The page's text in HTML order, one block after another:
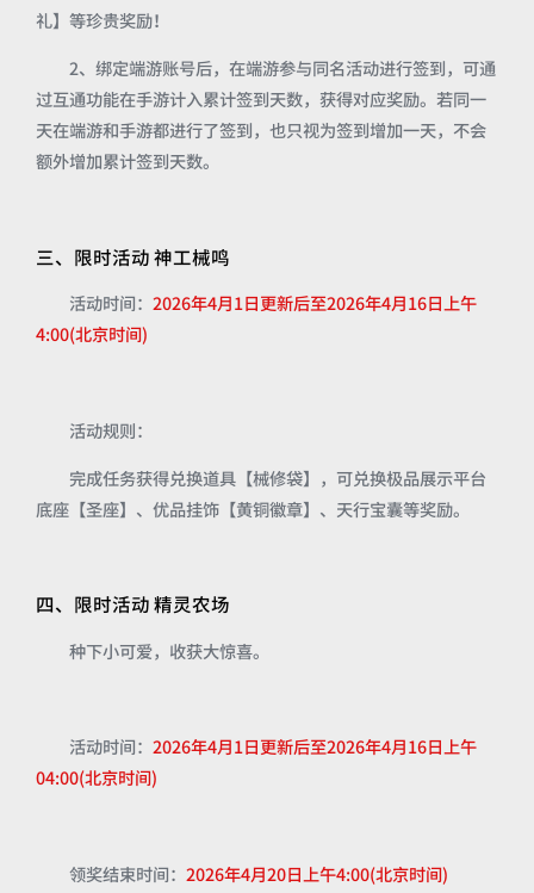
礼】等珍贵奖励！
2、绑定端游账号后，在端游参与同名活动进行签到，可通
过互通功能在手游计入累计签到天数，获得对应奖励。若同一
天在端游和手游都进行了签到，也只视为签到增加一天，不会
额外增加累计签到天数。
三、限时活动 神工械鸣
活动时间： 2026年4月1日更新后至2026年4月16日上午
4:00(北京时间)
活动规则：
完成任务获得兑换道具【械修袋】，可兑换极品展示平台
底座【圣座】、优品挂饰【黄铜徽章】、天行宝囊等奖励。
四、限时活动 精灵农场
种下小可爱，收获大惊喜。
活动时间： 2026年4月1日更新后至2026年4月16日上午
04:00(北京时间)
领奖结束时间： 2026年4月20日上午4:00(北京时间)